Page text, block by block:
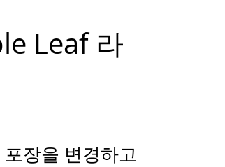
Leaf 라
장을 변경하고